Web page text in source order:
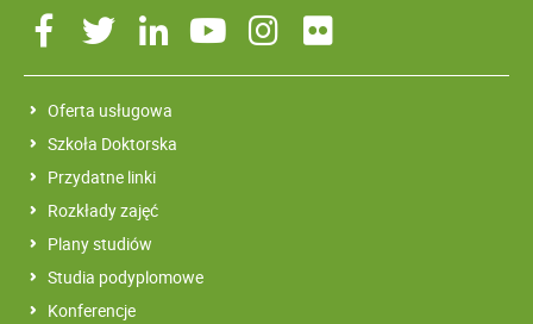
Oferta usługowa
Szkoła Doktorska
Przydatne linki
Rozkłady zajęć
Plany studiów
Studia podyplomowe
Konferencje